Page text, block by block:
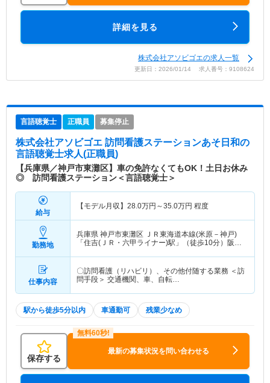
詳細を見る
株式会社アソビゴエの求人一覧
更新日：2026/01/14 求人番号：9108624
言語聴覚士 正職員 募集停止
株式会社アソビゴエ 訪問看護ステーションあそ日和の
言語聴覚士求人(正職員)
【兵庫県／神戸市東灘区】車の免許なくてもOK！土日お休み
◎ 訪問看護ステーション＜言語聴覚士＞
給与
【モデル月収】 28.0万円～35.0万円 程度
勤務地
兵庫県 神戸市東灘区 ＪＲ東海道本線(米原－神戸)
「住吉(ＪＲ・六甲ライナー)駅」（徒歩10分）阪神
仕事内容
〇訪問看護（リハビリ）、その他付随する業務 ＜訪
問手段＞ 交通機関、車、自転…
駅から徒歩5分以内 車通勤可 残業少なめ
保存する
最新の募集状況を問い合わせる